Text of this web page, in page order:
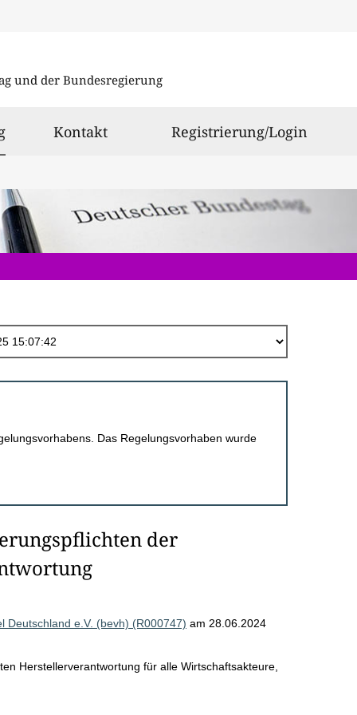
und der Bundesregierung
ausgewählt
Kontakt Registrierung/Login
Das Regelungsvorhaben wurde
der
Deutschland e.V. (bevh) (R000747) am 28.06.2024
Herstellerverantwortung für alle Wirtschaftsakteure,